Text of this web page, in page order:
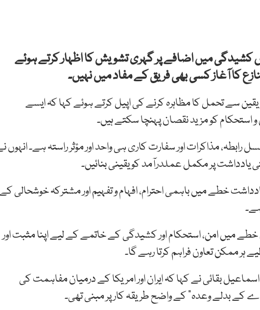
کشیدگی میں اضافے پر گہری تشویش کا اظہار کرتے ہوئے
کا آغاز کسی بھی فریق کے مفاد میں نہیں۔
سے تحمل کا مظاہرہ کرنے کی اپیل کرتے ہوئے کہا کہ ایسے
کو مزید نقصان پہنچا سکتے ہیں۔
مذاکرات اور سفارت کاری ہی واحد اور مؤثر راستہ ہے۔ انہوں
یادداشت پر مکمل عملدرآمد کو یقینی بنائیں۔
خطے میں باہمی احترام، افہام و تفہیم اور مشترکہ خوشحالی
میں امن، استحکام اور کشیدگی کے خاتمے کے لیے اپنا مثبت اور
ہر ممکن تعاون فراہم کرتا رہے گا۔
بقائی نے کہا کہ ایران اور امریکا کے درمیان مفاہمت کی
کے بدلے وعدہ” کے واضح طریقہ کار پر مبنی تھی۔